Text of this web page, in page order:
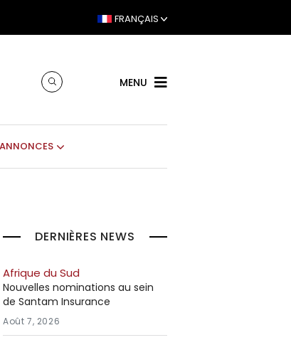
FRANÇAIS
MENU
ANNONCES
DERNIÈRES NEWS
Afrique du Sud
Nouvelles nominations au sein
de Santam Insurance
Août 7, 2026